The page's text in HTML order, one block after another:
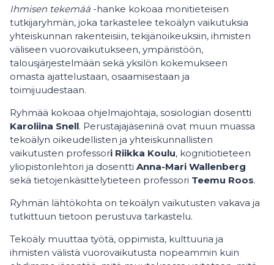
Ihmisen tekemää -hanke kokoaa monitieteisen
tutkijaryhmän, joka tarkastelee tekoälyn vaikutuksia
yhteiskunnan rakenteisiin, tekijänoikeuksiin, ihmisten
väliseen vuorovaikutukseen, ympäristöön,
talousjärjestelmään sekä yksilön kokemukseen
omasta ajattelustaan, osaamisestaan ja
toimijuudestaan.
Ryhmää kokoaa ohjelmajohtaja, sosiologian dosentti
Karoliina Snell. Perustajajäseninä ovat muun muassa
tekoälyn oikeudellisten ja yhteiskunnallisten
vaikutusten professori Riikka Koulu, kognitiotieteen
yliopistonlehtori ja dosentti Anna-Mari Wallenberg
sekä tietojenkäsittelytieteen professori Teemu Roos.
Ryhmän lähtökohta on tekoälyn vaikutusten vakava ja
tutkittuun tietoon perustuva tarkastelu.
Tekoäly muuttaa työtä, oppimista, kulttuuria ja
ihmisten välistä vuorovaikutusta nopeammin kuin